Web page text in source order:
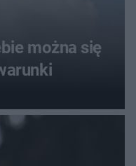
można się